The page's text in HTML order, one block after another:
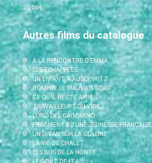
20,00€
Autres films du catalogue
À LA RENCONTRE D’EMMA
LES ECHAPPÉES
UN ENFANT À AUSCHWITZ
ROMPRE LE MAUVAIS SORT
CE QU’IL RESTE APRÈS
TRAVAILLEURS DU VIDE
L’ORO DEL CA(M)MINO
FRAGMENTS D’UNE JEUNESSE FRANÇAISE
UN DIVAN SUR LA COLLINE
LA VIE DE CHALET
LES BUS DE LA HONTE
LE GOÛT DE L’EAU